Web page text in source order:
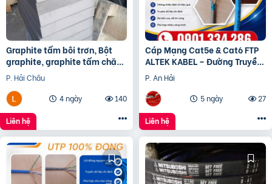
Graphite tấm bôi trơn, Bột
graphite, graphite tấm chặn
đầu lò, điện cực graphite
P. Hải Châu
4 ngày
140
Liên hệ
Cáp Mạng Cat5e & Cat6 FTP
ALTEK KABEL – Đường Truyền
Ổn Định, Chống Nhiễu Hiệu
Quả
P. An Hải
5 ngày
27
Liên hệ